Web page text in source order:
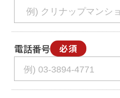
電話番号 必須